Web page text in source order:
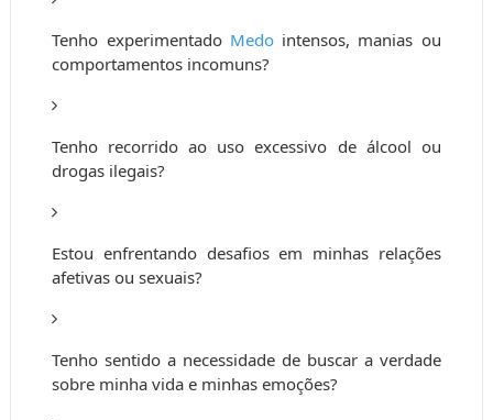
Tenho experimentado Medointensos, manias ou
comportamentos incomuns?
Tenho recorrido ao uso excessivo de álcool ou
drogas ilegais?
Estou enfrentando desafios em minhas relações
afetivas ou sexuais?
Tenho sentido a necessidade de buscar a verdade
sobre minha vida e minhas emoções?